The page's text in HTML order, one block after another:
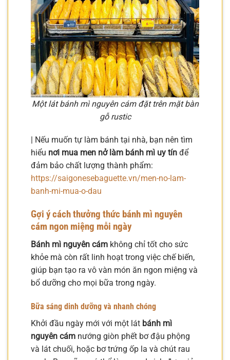
Một lát bánh mì nguyên cám đặt trên mặt bàn
gỗ rustic
| Nếu muốn tự làm bánh tại nhà, bạn nên tìm
hiểu nơi mua men nở làm bánh mì uy tín để
đảm bảo chất lượng thành phẩm:
https://saigonesebaguette.vn/men-no-lam-
banh-mi-mua-o-dau
Gợi ý cách thưởng thức bánh mì nguyên
cám ngon miệng mỗi ngày
Bánh mì nguyên cám không chỉ tốt cho sức
khỏe mà còn rất linh hoạt trong việc chế biến,
giúp bạn tạo ra vô vàn món ăn ngon miệng và
bổ dưỡng cho mọi bữa trong ngày.
Bữa sáng dinh dưỡng và nhanh chóng
Khởi đầu ngày mới với một lát bánh mì
nguyên cám nướng giòn phết bơ đậu phộng
và lát chuối, hoặc bơ trứng ốp la và chút rau